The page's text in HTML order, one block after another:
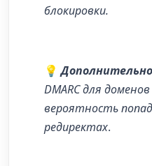
блокировки.
💡
DMARC для
вероятность
редиректах.